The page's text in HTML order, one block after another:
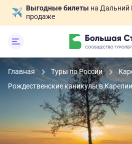
Выгодные билеты на Дальний
продаже
Главная Туры по России
Рождественские каникулы в Карелии